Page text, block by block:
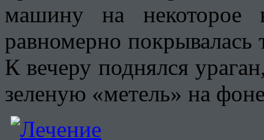
машину на некоторое
равномерно
К вечеру поднялся
зеленую «метель» на